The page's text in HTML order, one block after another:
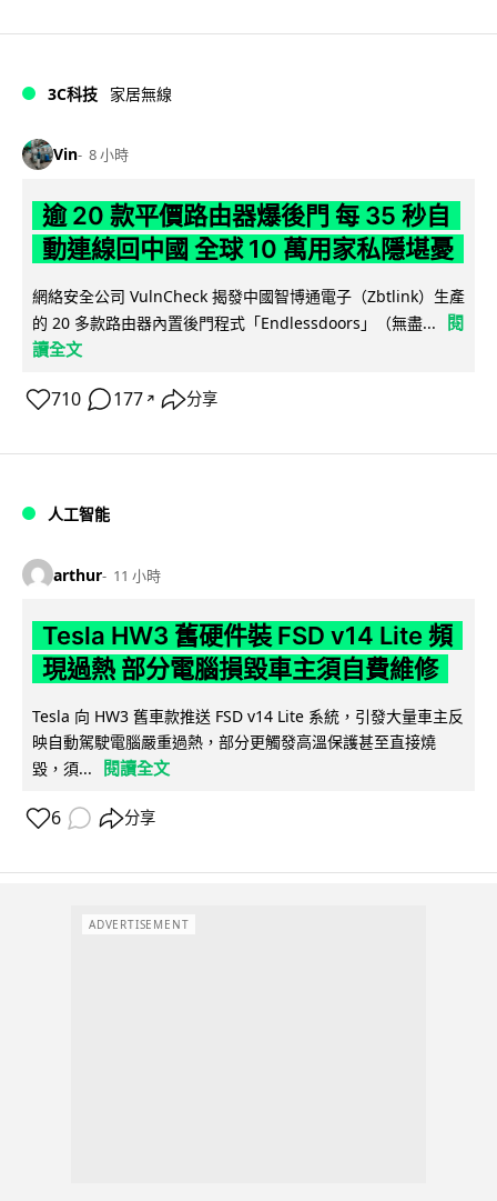
3C科技 家居無線
Vin 8 小時
逾 20 款平價路由器爆後門 每 35 秒自
動連線回中國 全球 10 萬用家私隱堪憂
網絡安全公司 VulnCheck 揭發中國智博通電子（Zbtlink）生產
的 20 多款路由器內置後門程式「Endlessdoors」（無盡...
閱
讀全文
710 177 ↗ 分享
人工智能
arthur 11 小時
Tesla HW3 舊硬件裝 FSD v14 Lite 頻
現過熱 部分電腦損毀車主須自費維修
Tesla 向 HW3 舊車款推送 FSD v14 Lite 系統，引發大量車主反
映自動駕駛電腦嚴重過熱，部分更觸發高溫保護甚至直接燒
毀，須...
閱讀全文
6 分享
ADVERTISEMENT